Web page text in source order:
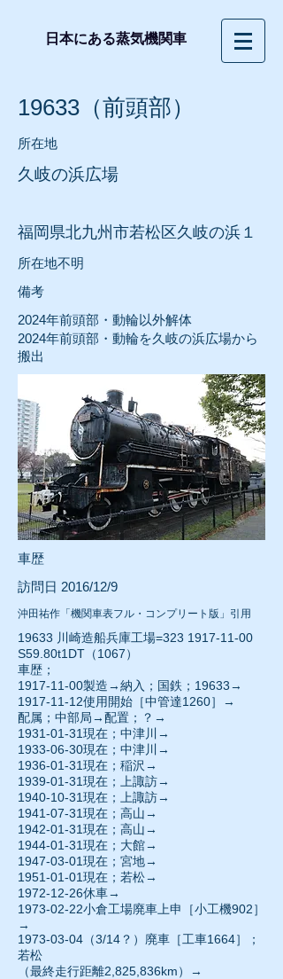
日本にある蒸気機関車
19633（前頭部）
所在地
久岐の浜広場
福岡県北九州市若松区久岐の浜１
所在地不明
​備考
2024年前頭部・動輪以外解体
2024年前頭部・動輪を久岐の浜広場から
搬出
車歴
訪問日 2016/12/9
沖田祐作「機関車表フル・コンプリート版」引用
19633 川崎造船兵庫工場=323 1917-11-00
S59.80t1DT（1067）
車歴；
1917-11-00製造→納入；国鉄；19633→
1917-11-12使用開始［中管達1260］→
配属；中部局→配置；？→
1931-01-31現在；中津川→
1933-06-30現在；中津川→
1936-01-31現在；稲沢→
1939-01-31現在；上諏訪→
1940-10-31現在；上諏訪→
1941-07-31現在；高山→
1942-01-31現在；高山→
1944-01-31現在；大館→
1947-03-01現在；宮地→
1951-01-01現在；若松→
1972-12-26休車→
1973-02-22小倉工場廃車上申［小工機902］
→
1973-03-04（3/14？）廃車［工車1664］；
若松
（最終走行距離2,825,836km）→